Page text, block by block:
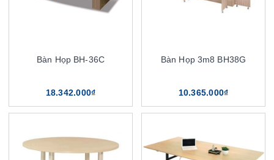
Bàn Họp BH-36C
18.342.000₫
Bàn Họp 3m8 BH38G
10.365.000₫